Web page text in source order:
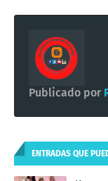
Publicado por
ENTRADAS QUE